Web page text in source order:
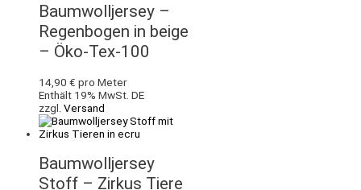
Baumwolljersey –
Regenbogen in beige
– Öko-Tex-100
14,90 € pro Meter
Enthält 19% MwSt. DE
zzgl. Versand
Baumwolljersey
Stoff – Zirkus Tiere